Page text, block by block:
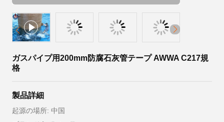
ガスパイプ用200mm防腐石灰管テープ AWWA C217規
格
製品詳細
起源の場所: 中国